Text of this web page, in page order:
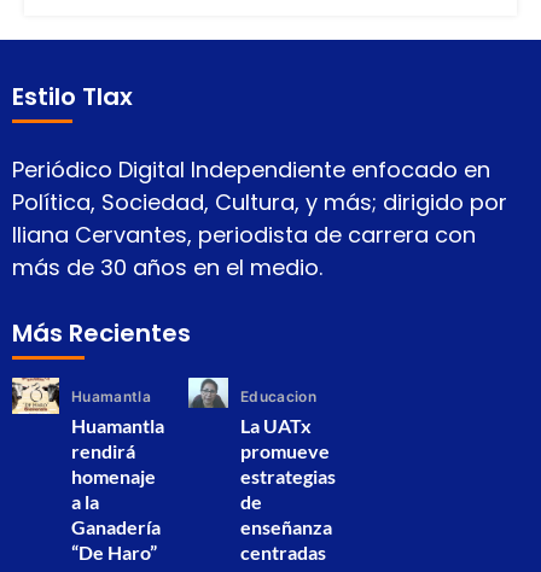
Estilo Tlax
Periódico Digital Independiente enfocado en
Política, Sociedad, Cultura, y más; dirigido por
Iliana Cervantes, periodista de carrera con
más de 30 años en el medio.
Más Recientes
Huamantla
Huamantla
rendirá
homenaje
a la
Ganadería
“De Haro”
Educacion
La UATx
promueve
estrategias
de
enseñanza
centradas